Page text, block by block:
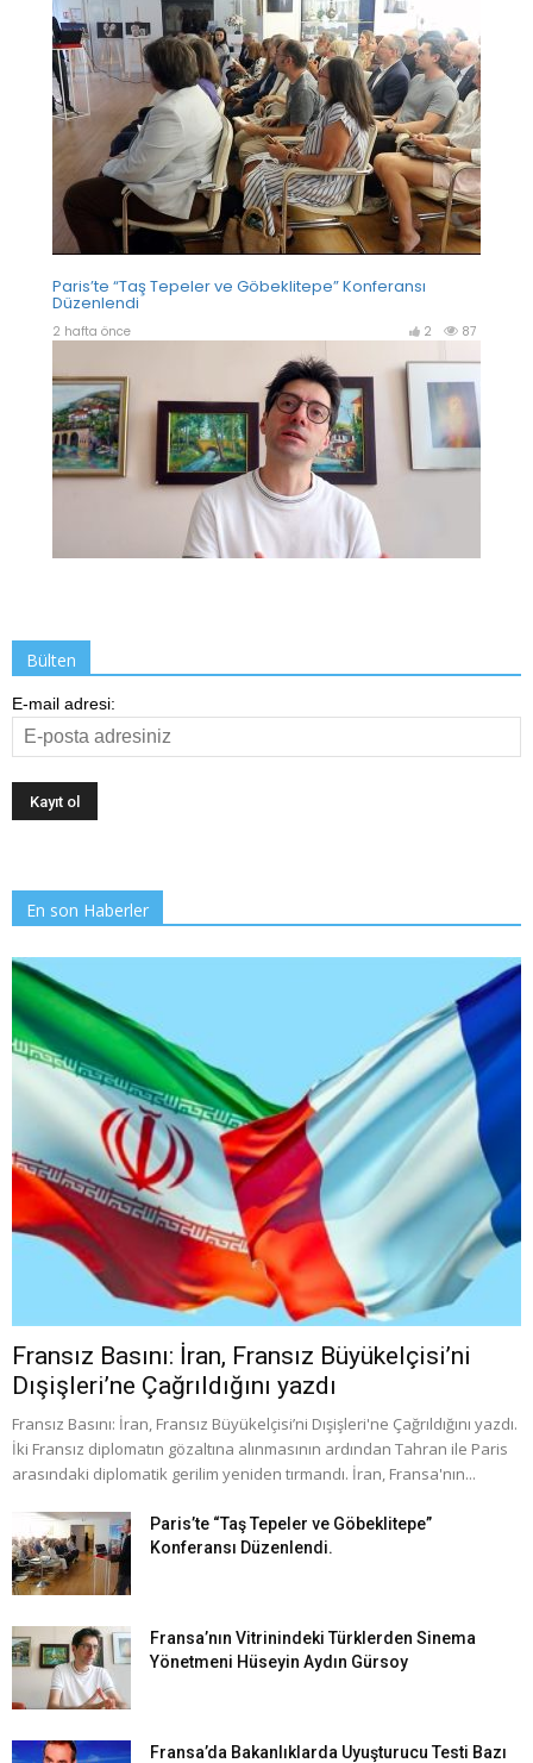
Bülten
E-mail adresi:
En son Haberler
Fransız Basını: İran, Fransız Büyükelçisi’ni
Dışişleri’ne Çağrıldığını yazdı
Fransız Basını: İran, Fransız Büyükelçisi’ni Dışişleri'ne Çağrıldığını yazdı.
İki Fransız diplomatın gözaltına alınmasının ardından Tahran ile Paris
arasındaki diplomatik gerilim yeniden tırmandı. İran, Fransa'nın...
Paris’te “Taş Tepeler ve Göbeklitepe”
Konferansı Düzenlendi.
Fransa’nın Vitrinindeki Türklerden Sinema
Yönetmeni Hüseyin Aydın Gürsoy
Fransa’da Bakanlıklarda Uyuşturucu Testi Bazı